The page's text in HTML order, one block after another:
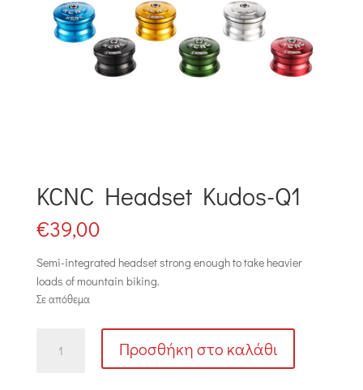
KCNC Headset Kudos-Q1
€39,00
Semi-integrated headset strong enough to take heavier
loads of mountain biking.
Σε απόθεμα
Headset
Προσθήκη στο καλάθι